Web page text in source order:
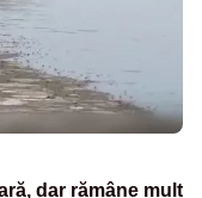
dar rămâne mult